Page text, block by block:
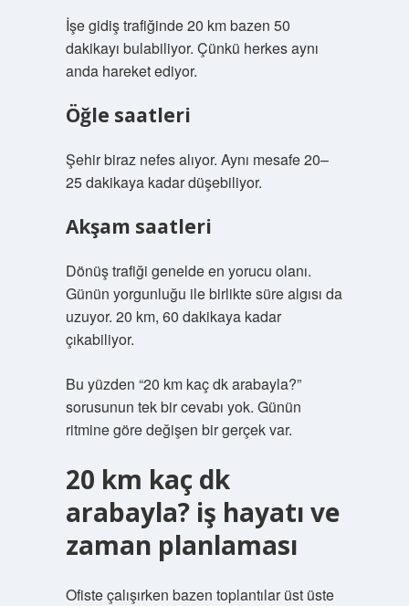
İşe gidiş trafiğinde 20 km bazen 50
dakikayı bulabiliyor. Çünkü herkes aynı
anda hareket ediyor.
Öğle saatleri
Şehir biraz nefes alıyor. Aynı mesafe 20–
25 dakikaya kadar düşebiliyor.
Akşam saatleri
Dönüş trafiği genelde en yorucu olanı.
Günün yorgunluğu ile birlikte süre algısı da
uzuyor. 20 km, 60 dakikaya kadar
çıkabiliyor.
Bu yüzden “20 km kaç dk arabayla?”
sorusunun tek bir cevabı yok. Günün
ritmine göre değişen bir gerçek var.
20 km kaç dk
arabayla? iş hayatı ve
zaman planlaması
Ofiste çalışırken bazen toplantılar üst üste